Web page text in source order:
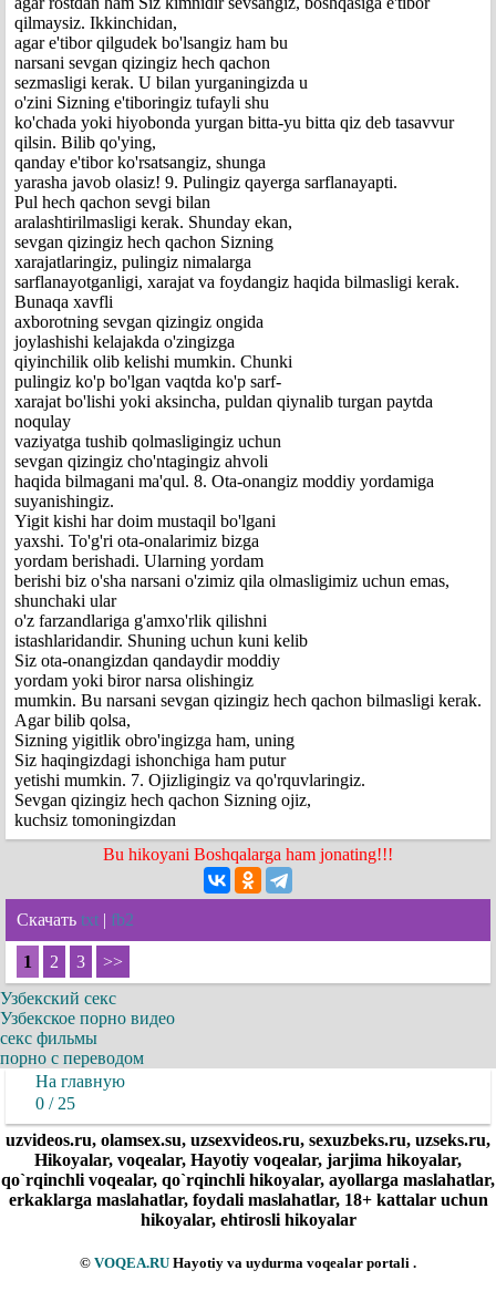
qilmaysiz. Ikkinchidan,
agar e'tibor qilgudek bo'lsangiz ham bu
narsani sevgan qizingiz hech qachon
sezmasligi kerak. U bilan yurganingizda u
o'zini Sizning e'tiboringiz tufayli shu
ko'chada yoki hiyobonda yurgan bitta-yu bitta qiz deb tasavvur
qilsin. Bilib qo'ying,
qanday e'tibor ko'rsatsangiz, shunga
yarasha javob olasiz! 9. Pulingiz qayerga sarflanayapti.
Pul hech qachon sevgi bilan
aralashtirilmasligi kerak. Shunday ekan,
sevgan qizingiz hech qachon Sizning
xarajatlaringiz, pulingiz nimalarga
sarflanayotganligi, xarajat va foydangiz haqida bilmasligi kerak.
Bunaqa xavfli
axborotning sevgan qizingiz ongida
joylashishi kelajakda o'zingizga
qiyinchilik olib kelishi mumkin. Chunki
pulingiz ko'p bo'lgan vaqtda ko'p sarf-
xarajat bo'lishi yoki aksincha, puldan qiynalib turgan paytda
noqulay
vaziyatga tushib qolmasligingiz uchun
sevgan qizingiz cho'ntagingiz ahvoli
haqida bilmagani ma'qul. 8. Ota-onangiz moddiy yordamiga
suyanishingiz.
Yigit kishi har doim mustaqil bo'lgani
yaxshi. To'g'ri ota-onalarimiz bizga
yordam berishadi. Ularning yordam
berishi biz o'sha narsani o'zimiz qila olmasligimiz uchun emas,
shunchaki ular
o'z farzandlariga g'amxo'rlik qilishni
istashlaridandir. Shuning uchun kuni kelib
Siz ota-onangizdan qandaydir moddiy
yordam yoki biror narsa olishingiz
mumkin. Bu narsani sevgan qizingiz hech qachon bilmasligi kerak.
Agar bilib qolsa,
Sizning yigitlik obro'ingizga ham, uning
Siz haqingizdagi ishonchiga ham putur
yetishi mumkin. 7. Ojizligingiz va qo'rquvlaringiz.
Sevgan qizingiz hech qachon Sizning ojiz,
kuchsiz tomoningizdan
Bu hikoyani Boshqalarga ham jonating!!!
Скачать txt | fb2
1 2 3
>>
Узбекский секс
Узбекское порно видео
секс фильмы
порно с переводом
На главную
0 / 25
uzvideos.ru, olamsex.su, uzsexvideos.ru, sexuzbeks.ru, uzseks.ru,
Hikoyalar, voqealar, Hayotiy voqealar, jarjima hikoyalar,
qo`rqinchli voqealar, qo`rqinchli hikoyalar, ayollarga maslahatlar,
erkaklarga maslahatlar, foydali maslahatlar, 18+ kattalar uchun
hikoyalar, ehtirosli hikoyalar
© VOQEA.RU Hayotiy va uydurma voqealar portali .